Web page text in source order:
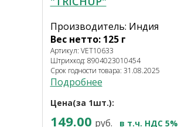
Производитель: Индия
Вес нетто: 125 г
Артикул: VET10633
Штрихкод: 8904023010454
Срок годности товара: 31.08.2025
Подробнее
Цена(за 1шт.):
149.00 руб. в т.ч. НДС 5%